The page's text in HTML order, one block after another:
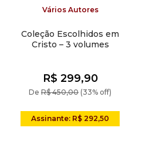
Vários Autores
Coleção Escolhidos em
Cristo – 3 volumes
De R$ 450,00 (33% off)
R$ 299,90
Assinante: R$ 292,50